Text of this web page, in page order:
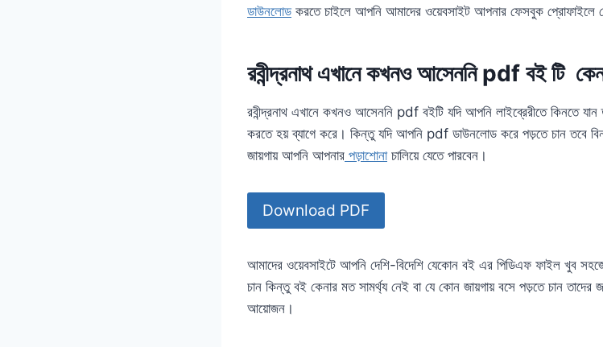
ডাউনলোড করতে চাইলে আপনি আমাদের ওয়েবসাইট আপনার ফেসবুক প্রোফাইলে
রবীন্দ্রনাথ এখানে কখনও আসেননি pdf বই টি
রবীন্দ্রনাথ এখানে কখনও আসেননি pdf বইটি যদি আপনি লাইব্রেরীতে কিনতে
করতে হয় ব্যাগে করে। কিন্তু যদি আপনি pdf ডাউনলোড করে পড়তে চান তবে
জায়গায় আপনি আপনার পড়াশোনাচালিয়ে যেতে পারবেন।
Download PDF
আমাদের ওয়েবসাইটে আপনি দেশি-বিদেশি যেকোন বই এর পিডিএফ ফাইল খুব
চান কিন্তু বই কেনার মত সামর্থ্য নেই বা যে কোন জায়গায় বসে পড়তে চান
আয়োজন।